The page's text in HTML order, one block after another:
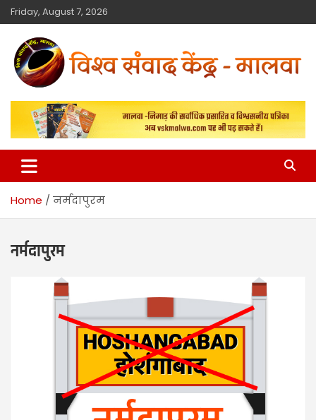
Friday, August 7, 2026
विश्व संवाद केंद्र
मालवा
Home नर्मदापुरम
नर्मदापुरम